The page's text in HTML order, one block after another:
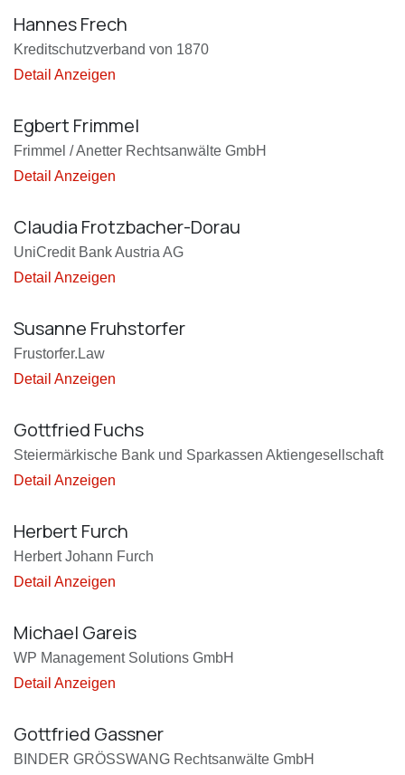
Hannes Frech
Kreditschutzverband von 1870
Detail Anzeigen
Egbert Frimmel
Frimmel / Anetter Rechtsanwälte GmbH
Detail Anzeigen
Claudia Frotzbacher-Dorau
UniCredit Bank Austria AG
Detail Anzeigen
Susanne Fruhstorfer
Frustorfer.Law
Detail Anzeigen
Gottfried Fuchs
Steiermärkische Bank und Sparkassen Aktiengesellschaft
Detail Anzeigen
Herbert Furch
Herbert Johann Furch
Detail Anzeigen
Michael Gareis
WP Management Solutions GmbH
Detail Anzeigen
Gottfried Gassner
BINDER GRÖSSWANG Rechtsanwälte GmbH